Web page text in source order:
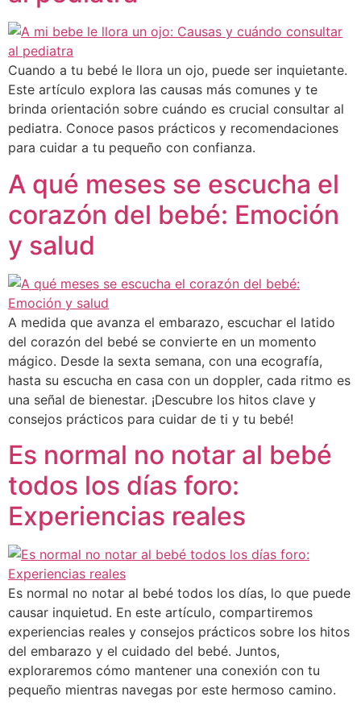
Cuando a tu bebé le llora un ojo, puede ser inquietante.
Este artículo explora las causas más comunes y te
brinda orientación sobre cuándo es crucial consultar al
pediatra. Conoce pasos prácticos y recomendaciones
para cuidar a tu pequeño con confianza.
A qué meses se escucha el
corazón del bebé: Emoción
y salud
A medida que avanza el embarazo, escuchar el latido
del corazón del bebé se convierte en un momento
mágico. Desde la sexta semana, con una ecografía,
hasta su escucha en casa con un doppler, cada ritmo es
una señal de bienestar. ¡Descubre los hitos clave y
consejos prácticos para cuidar de ti y tu bebé!
Es normal no notar al bebé
todos los días foro:
Experiencias reales
Es normal no notar al bebé todos los días, lo que puede
causar inquietud. En este artículo, compartiremos
experiencias reales y consejos prácticos sobre los hitos
del embarazo y el cuidado del bebé. Juntos,
exploraremos cómo mantener una conexión con tu
pequeño mientras navegas por este hermoso camino.